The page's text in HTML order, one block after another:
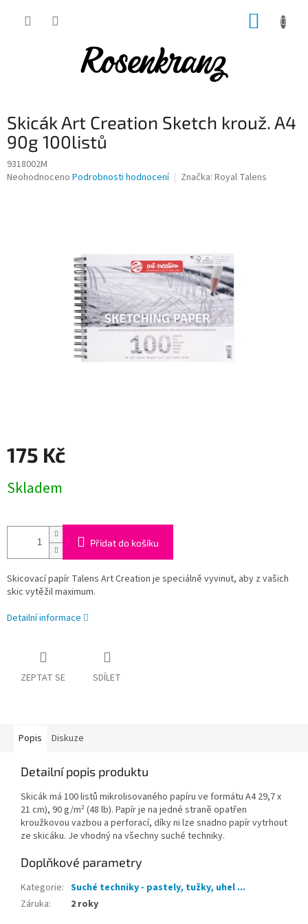
Skicák Art Creation Sketch krouž. A4
90g 100listů
9318002M
Průměrné
Neohodnoceno Podrobnosti hodnocení Značka: Royal Talens
175 Kč
cena:
Skladem
Přidat do košíku
Skicovací papír Talens Art Creation je speciálně vyvinut, aby z vašich
skic vytěžil maximum.
Detailní informace
ZEPTAT SE SDÍLET
Popis Diskuze
Detailní popis produktu
Skicák má 100 listů mikrolisovaného papíru ve formátu A4 29,7 x
21 cm), 90 g/m² (48 lb). Papír je na jedné straně opatřen
kroužkovou vazbou a perforací, díky ni lze snadno papír vytrhout
ze skicáku. Je vhodný na všechny suché techniky.
Doplňkové parametry
Kategorie: Suché techniky - pastely, tužky, uhel ...
Záruka: 2 roky